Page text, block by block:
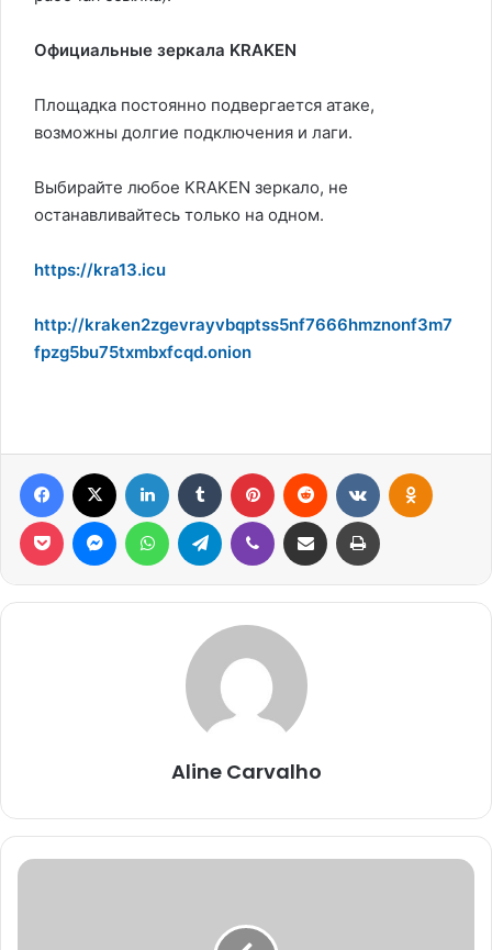
Официальные зеркала KRAKEN
Площадка постоянно подвергается атаке,
возможны долгие подключения и лаги.
Выбирайте любое KRAKEN зеркало, не
останавливайтесь только на одном.
https://kra13.icu
http://kraken2zgevrayvbqptss5nf7666hmznonf3m7
fpzg5bu75txmbxfcqd.onion
Facebook Linkedin Tumblr Pinterest Reddit
Pocket MessengerWhatsAppTelegram Viber Compartilhar via e-mail Imprimir
Aline Carvalho
ЗЕРКАЛО